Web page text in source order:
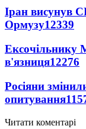
Іран висунув
Ормузу12339
Ексочільнику
в'язниця12276
Росіяни
опитування
Читати коментарі